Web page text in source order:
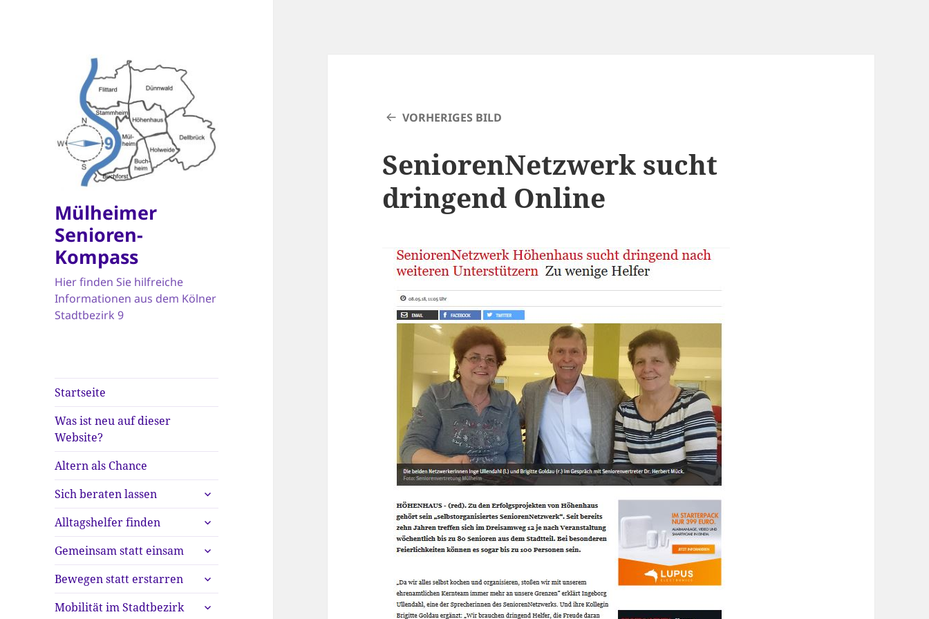
Mülheimer
Senioren-
Kompass
Hier finden Sie hilfreiche
Informationen aus dem Kölner
Stadtbezirk 9
Startseite
Was ist neu auf dieser
Website?
Altern als Chance
Sich beraten lassen
untermenü
anzeigen
Alltagshelfer finden
untermenü
anzeigen
Gemeinsam statt einsam
untermenü
anzeigen
Bewegen statt erstarren
untermenü
anzeigen
Mobilität im Stadtbezirk
untermenü
VORHERIGES BILD
SeniorenNetzwerk sucht
dringend Online